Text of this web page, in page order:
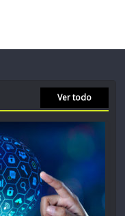
Ver todo